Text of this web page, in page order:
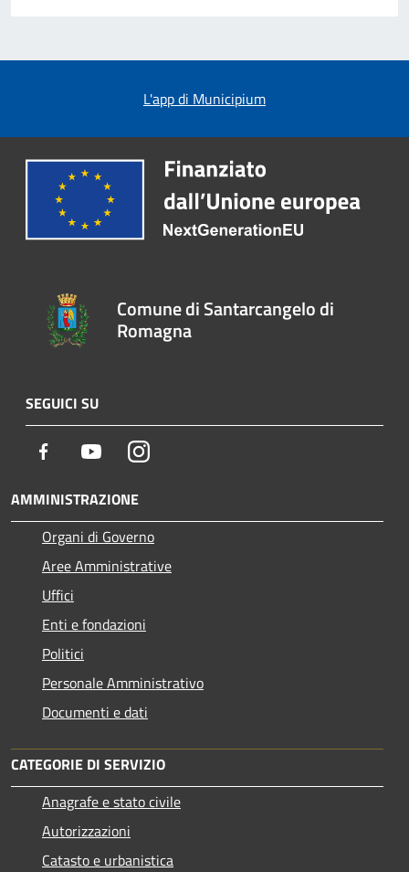
L'app di Municipium
Comune di Santarcangelo di
Romagna
SEGUICI SU
Facebook YoutubeInstagram
AMMINISTRAZIONE
Organi di Governo
Aree Amministrative
Uffici
Enti e fondazioni
Politici
Personale Amministrativo
Documenti e dati
CATEGORIE DI SERVIZIO
Anagrafe e stato civile
Autorizzazioni
Catasto e urbanistica